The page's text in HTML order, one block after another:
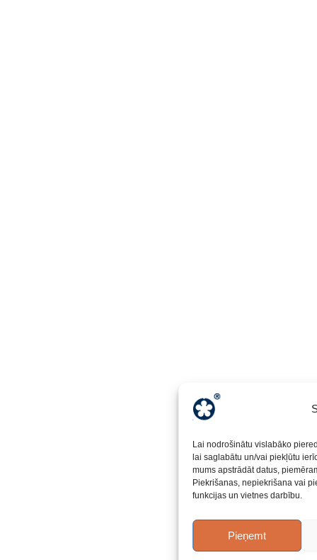
Lai nodrošinātu vislabāko
lai saglabātu un/vai piekļūtu
mums apstrādāt datus,
Piekrišanas, nepiekrišana vai
funkcijas un vietnes darbību.
Pieņemt